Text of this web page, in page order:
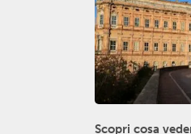
Scopri cosa